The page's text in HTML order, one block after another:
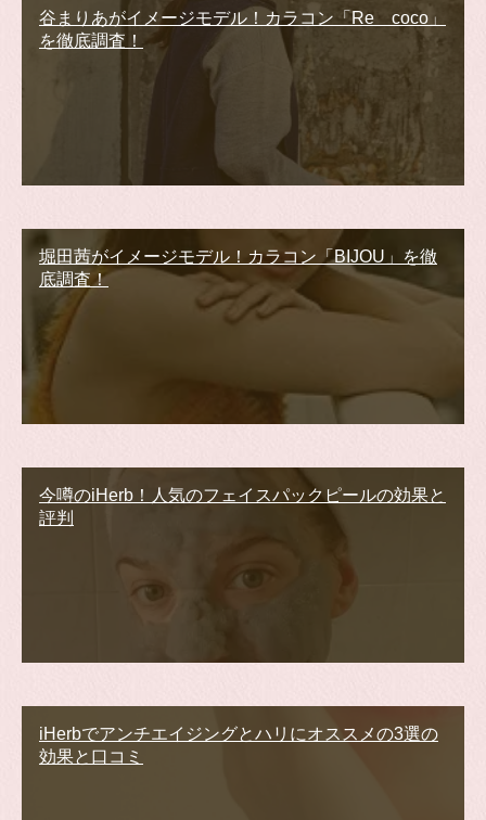
谷まりあがイメージモデル！カラコン「Re coco」
を徹底調査！
堀田茜がイメージモデル！カラコン「BIJOU」を徹
底調査！
今噂のiHerb！人気のフェイスパックピールの効果と
評判
iHerbでアンチエイジングとハリにオススメの3選の
効果と口コミ